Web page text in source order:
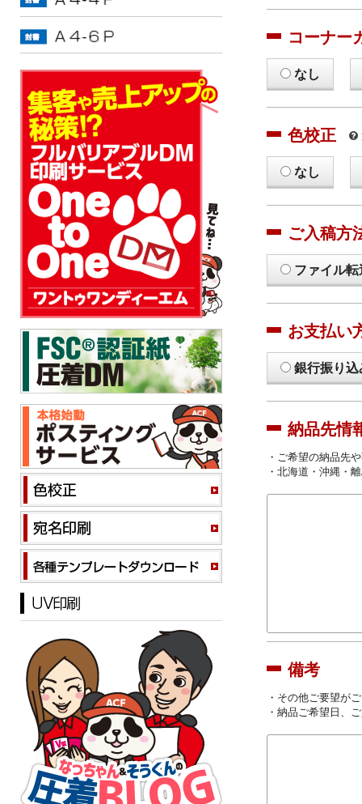
コーナー
なし
色校正
なし
ご入稿方
ファイル
お支払い
銀行振り込
納品先情
・ご希望の納品先
・北海道・沖縄・
備考
・その他ご要望が
・納品ご希望日、